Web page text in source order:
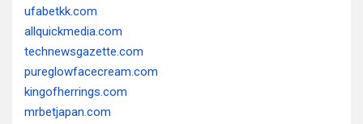
ufabetkk.com
allquickmedia.com
technewsgazette.com
pureglowfacecream.com
kingofherrings.com
mrbetjapan.com